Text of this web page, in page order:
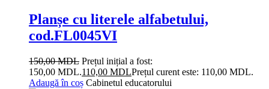
Planșe cu literele alfabetului,
cod.FL0045VI
150,00MDL Prețul inițial a fost:
150,00 MDL.110,00 MDLPrețul curent este: 110,00 MDL.
Adaugă în coș Cabinetul educatorului